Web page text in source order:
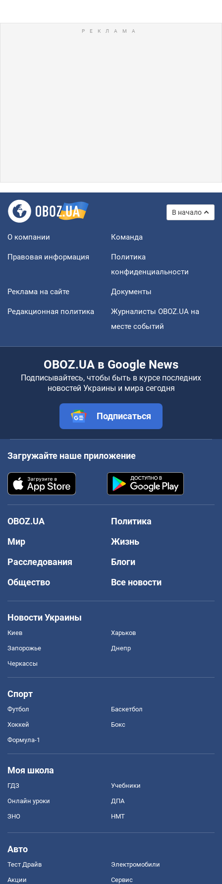
В начало
О компании Команда
Правовая информация
Политика
конфиденциальности
Реклама на сайте Документы
Редакционная политика
Журналисты OBOZ.UA на
месте событий
OBOZ.UA в Google News
Подписывайтесь, чтобы быть в курсе последних
новостей Украины и мира сегодня
Подписаться
Загружайте наше приложение
OBOZ.UA
Политика
Мир
Жизнь
Расследования
Блоги
Общество
Все новости
Новости Украины
Киев Харьков
Запорожье Днепр
Черкассы
Спорт
Футбол Баскетбол
Хоккей Бокс
Формула-1
Моя школа
ГДЗ Учебники
Онлайн уроки ДПА
ЗНО НМТ
Авто
Тест Драйв Электромобили
Акции Сервис